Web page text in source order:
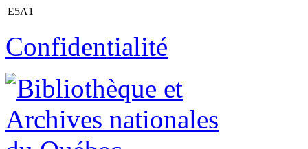
E5A1
Confidentialité